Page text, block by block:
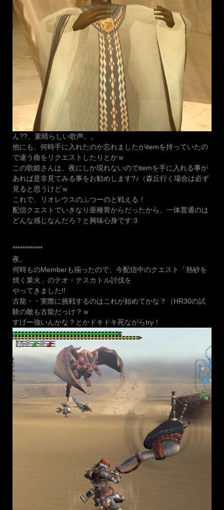
ん??、素晴らしい歌声。。
他にも、何時手に入れたのか忘れましたがitemを持っていたの
で違う曲をリクエストしたりとかｗ
この歌姫さんは、夜にしか現れないのでitemを手に入れる事が
あれば是非見てみる事をお勧めします?♪（森丘行く場合は必ず
見ると思うけどｗ
これで、リオレウスのふつーのと戦える！
配信クエストでいきなり亜種胃からだったから、一体普通のは
どんな感じなんだろ？と興味心身です:3
************
夜。
何時ものMemberも揃ったので、今配信中のクエスト「熱砂を
焼く業火」のテオ・テスカトル討伐を
やってきました!!
古龍・・実際に挑戦するのはこれが始めてかな？（HR30の試
験の敵も古龍だっけ？ｗ
すげー強いんかな？とかドキドキ死ながらtry！